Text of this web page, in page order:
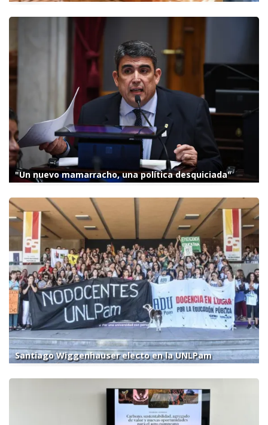
"Un nuevo mamarracho, una política desquiciada"
Santiago Wiggenhauser electo en la UNLPam